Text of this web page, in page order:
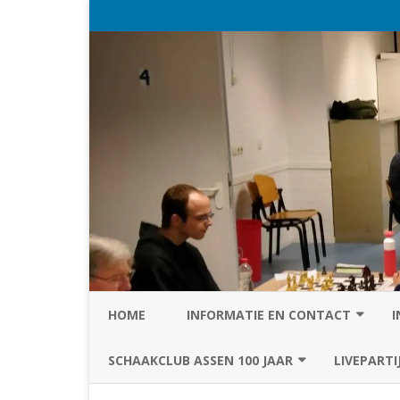
HOME INFORMATIE EN CONTACT
PRIVACY STATEMENT VAN SC
SCHAAKCLUB ASSEN 100 JAAR